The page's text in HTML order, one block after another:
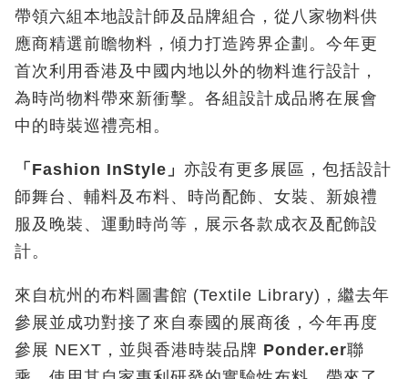
帶領六組本地設計師及品牌組合，從八家物料供
應商精選前瞻物料，傾力打造跨界企劃。今年更
首次利用香港及中國内地以外的物料進行設計，
為時尚物料帶來新衝擊。各組設計成品將在展會
中的時裝巡禮亮相。
「 Fashion InStyle 」 亦設有更多展區，包括設計
師舞台、輔料及布料、時尚配飾、女裝、新娘禮
服及晚裝、運動時尚等，展示各款成衣及配飾設
計。
來自杭州的布料圖書館 (Textile Library)，繼去年
參展並成功對接了來自泰國的展商後，今年再度
參展 NEXT，並與香港時裝品牌 Ponder.er聯